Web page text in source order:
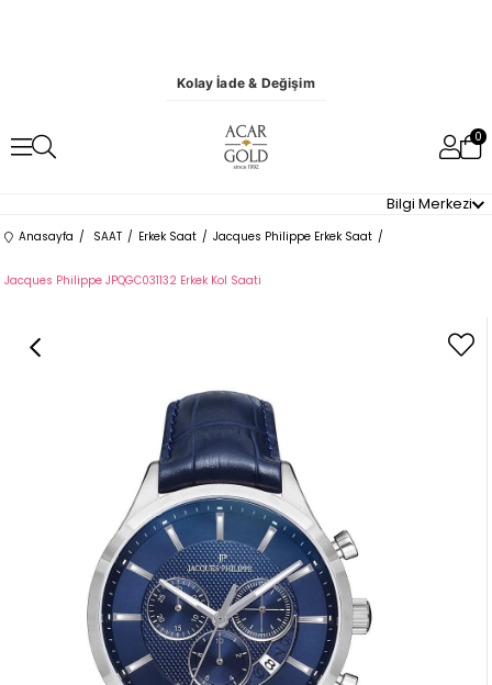
Kolay İade & Değişim
0
Bilgi Merkezi
Anasayfa SAAT Erkek Saat Jacques Philippe Erkek Saat
Jacques Philippe JPQGC031132 Erkek Kol Saati